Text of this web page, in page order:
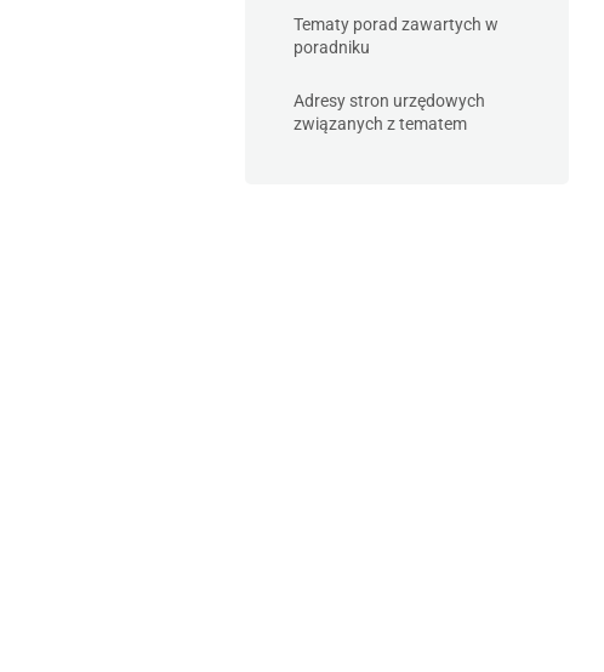
Tematy porad zawartych w
poradniku
Adresy stron urzędowych
związanych z tematem